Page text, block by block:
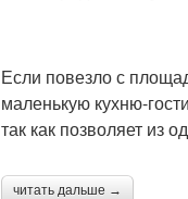
Если повезло с
маленькую кухню-
так как позволяет из
читать дальше →